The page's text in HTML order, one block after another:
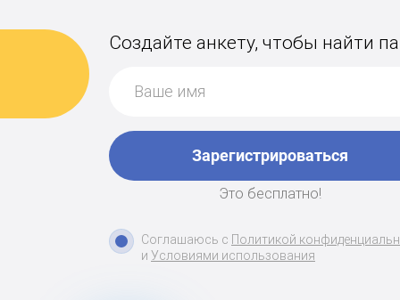
Создайте анкету, чтобы найти
Зарегистрироваться
Это бесплатно!
Соглашаюсь с Политикой
и Условиями использования